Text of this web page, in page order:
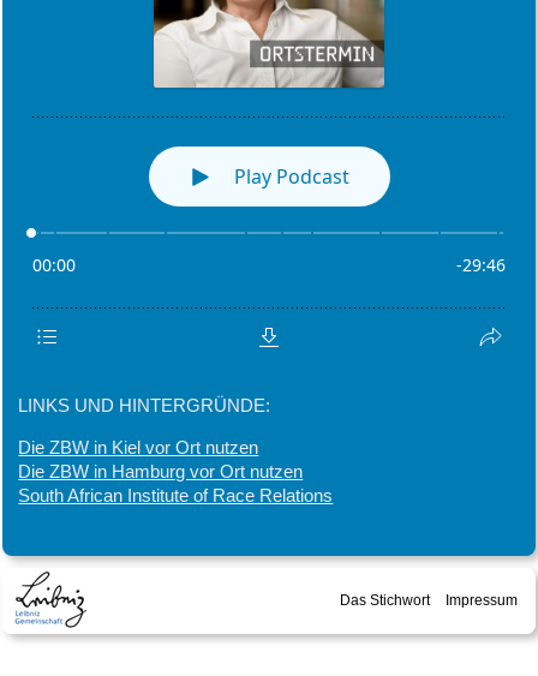
LINKS UND HINTERGRÜNDE:
Die ZBW in Kiel vor Ort nutzen
Die ZBW in Hamburg vor Ort nutzen
South African Institute of Race Relations
Das Stichwort Impressum